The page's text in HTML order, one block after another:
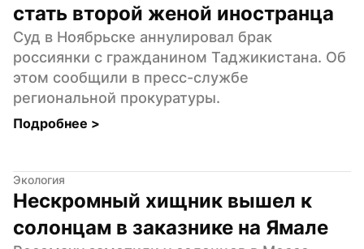
стать второй женой иностранца
Суд в Ноябрьске аннулировал брак
россиянки с гражданином Таджикистана. Об
этом сообщили в пресс-службе
региональной прокуратуры.
Подробнее >
Экология
Нескромный хищник вышел к
солонцам в заказнике на Ямале